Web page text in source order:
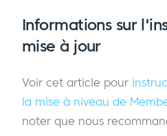
Informations sur
mise à jour
Voir cet article pour
la mise à niveau de
noter que nous